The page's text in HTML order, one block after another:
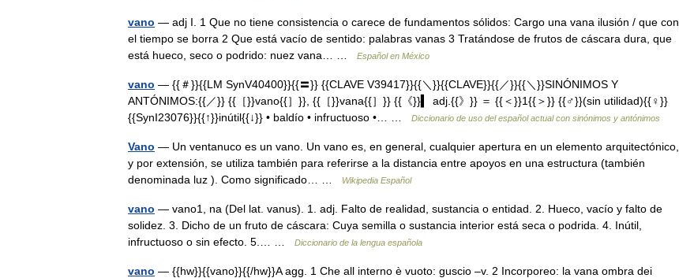
vano — adj I. 1 Que no tiene consistencia o carece de fundamentos sólidos: Cargo una vana ilusión / que con
el tiempo se borra 2 Que está vacío de sentido: palabras vanas 3 Tratándose de frutos de cáscara dura, que
está hueco, seco o podrido: nuez vana… …
Español en México
vano — {{＃}}{{LM SynV40400}}{{〓}} {{CLAVE V39417}}{{＼}}{{CLAVE}}{{／}}{{＼}}SINÓNIMOS Y
ANTÓNIMOS:{{／}} {{［}}vano{{］}}, {{［}}vana{{］}} {{《}}▍ adj.{{》}} ＝ {{＜}}1{{＞}} {{♂}}(sin utilidad){{♀}}
{{SynI23076}}{{↑}}inútil{{↓}} • baldío • infructuoso •… …
Diccionario de uso del español actual con sinónimos y antónimos
Vano — Un ventanuco es un vano. Un vano es, en general, cualquier apertura en un elemento arquitectónico,
y por extensión, se utiliza también para referirse a la distancia entre apoyos en una estructura (también
denominada luz ). Como significado… …
Wikipedia Español
vano — vano1, na (Del lat. vanus). 1. adj. Falto de realidad, sustancia o entidad. 2. Hueco, vacío y falto de
solidez. 3. Dicho de un fruto de cáscara: Cuya semilla o sustancia interior está seca o podrida. 4. Inútil,
infructuoso o sin efecto. 5.… …
Diccionario de la lengua española
vano — {{hw}}{{vano}}{{/hw}}A agg. 1 Che all interno è vuoto: guscio –v. 2 Incorporeo: la vana ombra dei